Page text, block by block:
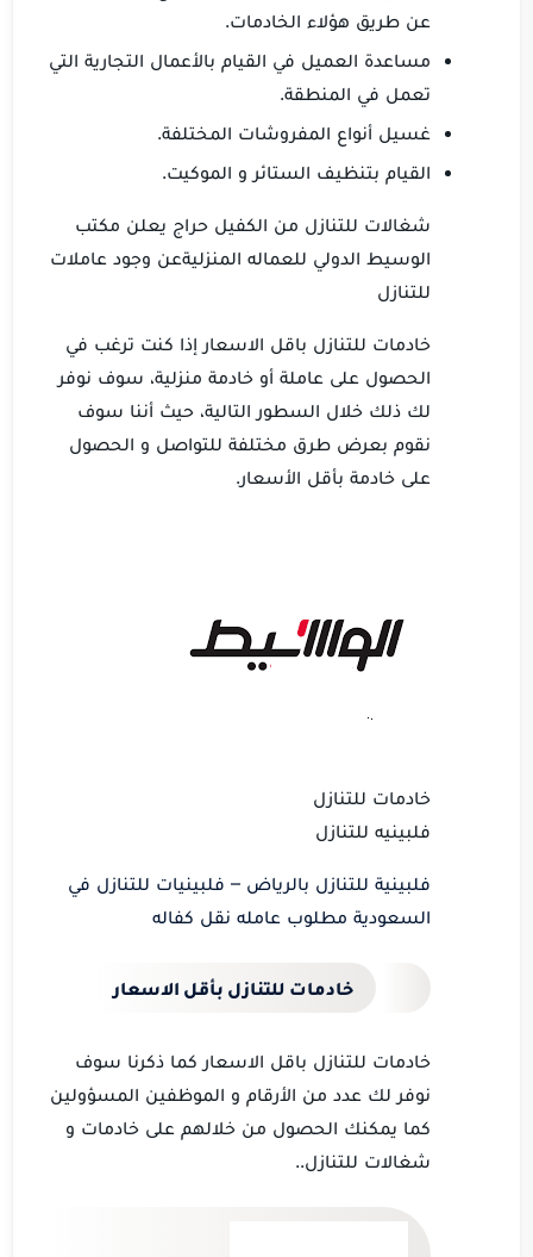
عن طريق هؤلاء الخادمات.
مساعدة العميل في القيام بالأعمال التجارية التي
تعمل في المنطقة.
غسيل أنواع المفروشات المختلفة.
القيام بتنظيف الستائر و الموكيت.
شغالات للتنازل من الكفيل حراج يعلن مكتب
الوسيط الدولي للعماله المنزليةعن وجود عاملات
للتنازل
خادمات للتنازل باقل الاسعار إذا كنت ترغب في
الحصول على عاملة أو خادمة منزلية، سوف نوفر
لك ذلك خلال السطور التالية، حيث أننا سوف
نقوم بعرض طرق مختلفة للتواصل و الحصول
على خادمة بأقل الأسعار.
خادمات للتنازل
فلبينيه للتنازل
فلبينية للتنازل بالرياض – فلبينيات للتنازل في
السعودية مطلوب عامله نقل كفاله
خادمات للتنازل بأقل الاسعار
خادمات للتنازل باقل الاسعار كما ذكرنا سوف
نوفر لك عدد من الأرقام و الموظفين المسؤولين
كما يمكنك الحصول من خلالهم على خادمات و
شغالات للتنازل..